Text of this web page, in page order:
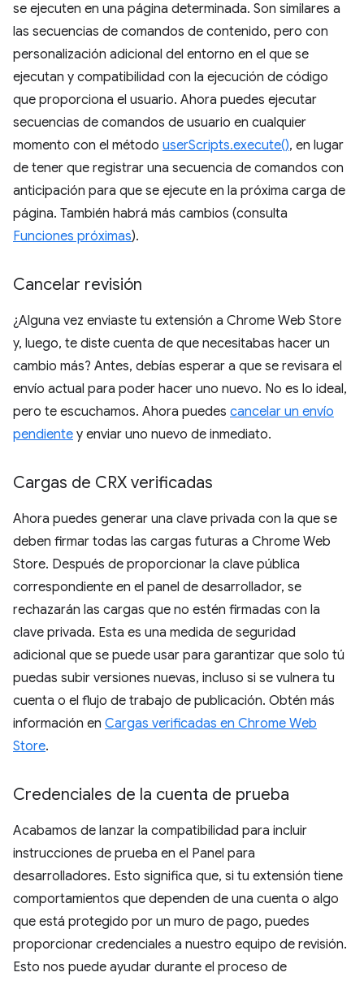
se ejecuten en una página determinada. Son similares a
las secuencias de comandos de contenido, pero con
personalización adicional del entorno en el que se
ejecutan y compatibilidad con la ejecución de código
que proporciona el usuario. Ahora puedes ejecutar
secuencias de comandos de usuario en cualquier
momento con el método userScripts.execute(), en lugar
de tener que registrar una secuencia de comandos con
anticipación para que se ejecute en la próxima carga de
página. También habrá más cambios (consulta
Funciones próximas).
Cancelar revisión
¿Alguna vez enviaste tu extensión a Chrome Web Store
y, luego, te diste cuenta de que necesitabas hacer un
cambio más? Antes, debías esperar a que se revisara el
envío actual para poder hacer uno nuevo. No es lo ideal,
pero te escuchamos. Ahora puedes cancelar un envío
pendiente y enviar uno nuevo de inmediato.
Cargas de CRX verificadas
Ahora puedes generar una clave privada con la que se
deben firmar todas las cargas futuras a Chrome Web
Store. Después de proporcionar la clave pública
correspondiente en el panel de desarrollador, se
rechazarán las cargas que no estén firmadas con la
clave privada. Esta es una medida de seguridad
adicional que se puede usar para garantizar que solo tú
puedas subir versiones nuevas, incluso si se vulnera tu
cuenta o el flujo de trabajo de publicación. Obtén más
información en Cargas verificadas en Chrome Web
Store.
Credenciales de la cuenta de prueba
Acabamos de lanzar la compatibilidad para incluir
instrucciones de prueba en el Panel para
desarrolladores. Esto significa que, si tu extensión tiene
comportamientos que dependen de una cuenta o algo
que está protegido por un muro de pago, puedes
proporcionar credenciales a nuestro equipo de revisión.
Esto nos puede ayudar durante el proceso de